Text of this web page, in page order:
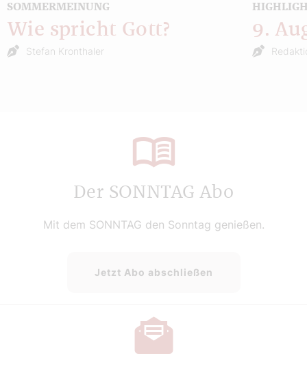
SOMMERMEINUNG
Wie spricht Gott?
Stefan Kronthaler
9.
Der SONNTAG Abo
Mit dem SONNTAG den Sonntag genießen.
Jetzt Abo abschließen